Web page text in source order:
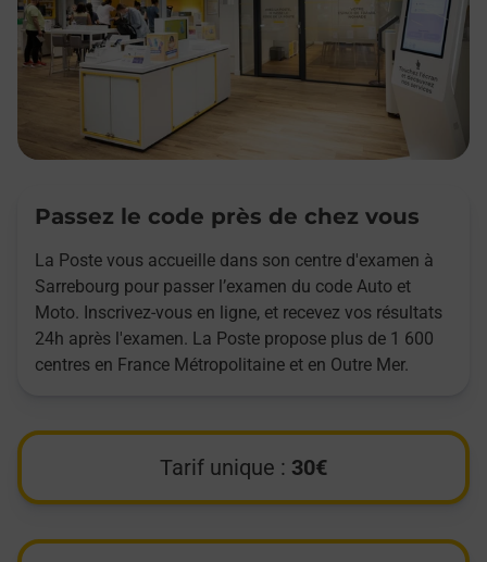
Passez le code près de chez vous
La Poste vous accueille dans son centre d'examen à
Sarrebourg pour passer l’examen du code Auto et
Moto. Inscrivez-vous en ligne, et recevez vos résultats
24h après l'examen. La Poste propose plus de 1 600
centres en France Métropolitaine et en Outre Mer.
Tarif unique : 30€